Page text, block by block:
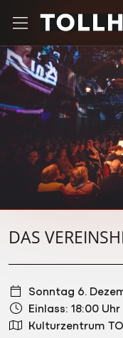
Zum Hauptinhalt
Startseite
DAS VEREINSHEIM
DAS
Sonntag 6.
Einlass: 18:00 Uhr
Kulturzentrum